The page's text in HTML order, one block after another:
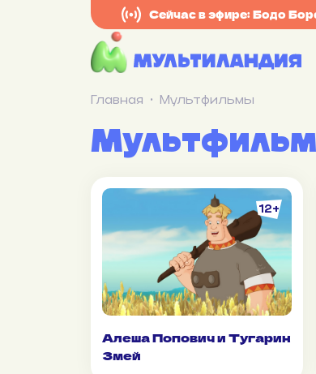
Сейчас в эфире: Бодо
Главная Мультфильмы
12+
Алеша Попович и Тугарин
Змей